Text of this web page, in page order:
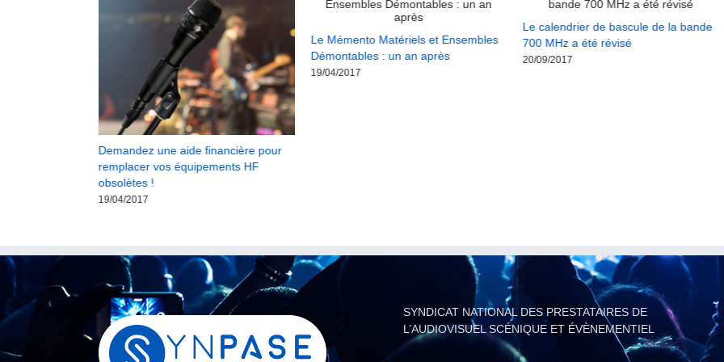
Demandez une aide financière pour
remplacer vos équipements HF
obsolètes !
19/04/2017
Le Mémento Matériels et Ensembles
Démontables : un an après
19/04/2017
Le calendrier de bascule de la bande
700 MHz a été révisé
20/09/2017
SYNDICAT NATIONAL DES PRESTATAIRES DE
L’AUDIOVISUEL SCÉNIQUE ET ÉVÈNEMENTIEL